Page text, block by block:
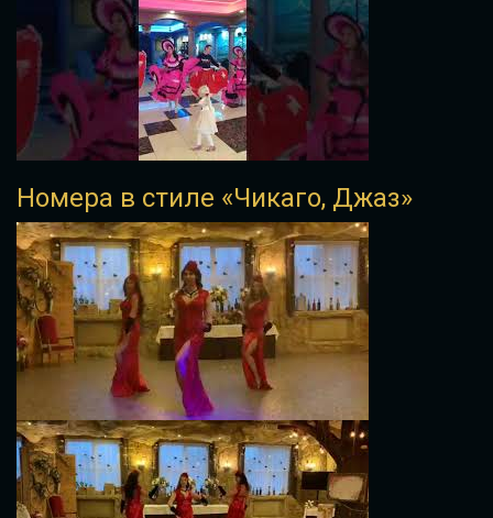
Номера в стиле «Чикаго, Джаз»